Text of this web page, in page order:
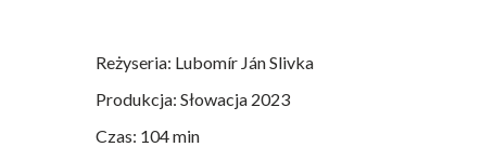
Reżyseria: Lubomír Ján Slivka
Produkcja: Słowacja 2023
Czas: 104 min